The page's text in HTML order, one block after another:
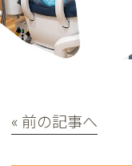
« 前の記事へ